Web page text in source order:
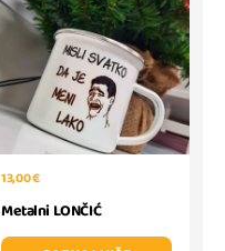
13,00 €
Metalni LONČIĆ